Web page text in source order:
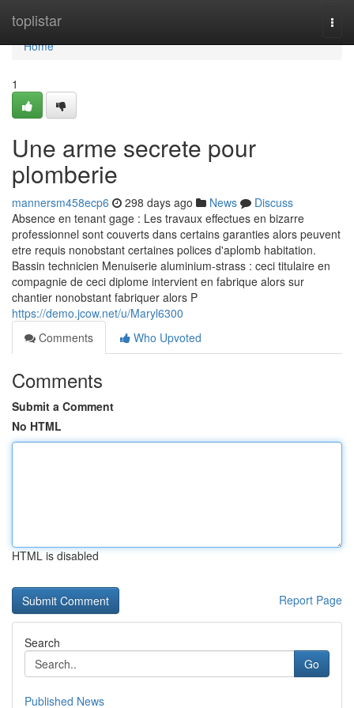
toplistar
Home
Home
1
Une arme secrete pour
plomberie
mannersm458ecp6 298 days ago News
Discuss
Absence en tenant gage : Les travaux effectues en bizarre
professionnel sont couverts dans certains garanties alors peuvent
etre requis nonobstant certaines polices d'aplomb habitation.
Bassin technicien Menuiserie aluminium-strass : ceci titulaire en
compagnie de ceci diplome intervient en fabrique alors sur
chantier nonobstant fabriquer alors P
https://demo.jcow.net/u/Maryl6300
Comments
Who Upvoted
Comments
Submit a Comment
No HTML
HTML is disabled
Report Page
Search
Go
Published News